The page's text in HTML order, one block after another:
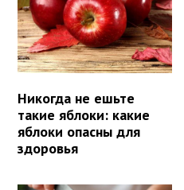
Никогда не ешьте
такие яблоки: какие
яблоки опасны для
здоровья